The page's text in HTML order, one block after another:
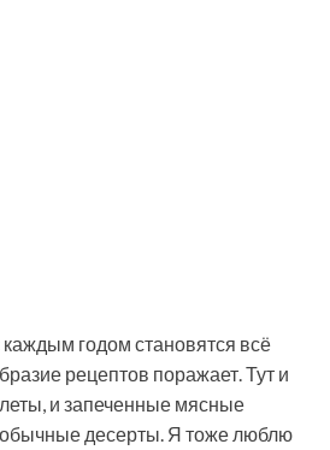
годом становятся всё
рецептов поражает. Тут и
и запеченные мясные
десерты. Я тоже люблю